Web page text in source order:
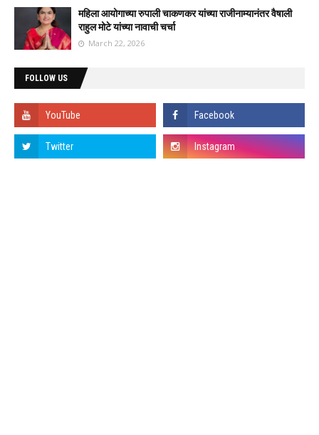
महिला आयोगाच्या रुपाली चाकणकर यांच्या राजीनाम्यानंतर वैषाली
राहुल मोटे यांच्या नावाची चर्चा
March 22, 2026
FOLLOW US